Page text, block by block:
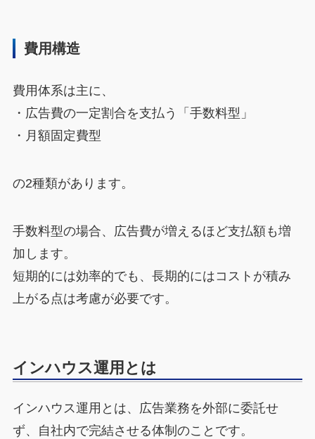
費用構造
費用体系は主に、
・広告費の一定割合を支払う「手数料型」
・月額固定費型
の2種類があります。
手数料型の場合、広告費が増えるほど支払額も増
加します。
短期的には効率的でも、長期的にはコストが積み
上がる点は考慮が必要です。
インハウス運用とは
インハウス運用とは、広告業務を外部に委託せ
ず、自社内で完結させる体制のことです。